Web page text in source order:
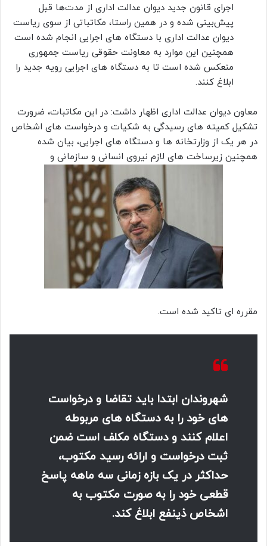
اجرای قانون جدید دیوان عدالت اداری از مدت‌ها قبل
پیش‌بینی شده و در همین راستا، مکاتباتی از سوی ریاست
دیوان عدالت اداری با دستگاه های اجرایی انجام شده است
همچنین این موارد به معاونت حقوقی ریاست جمهوری
منعکس شده است تا به دستگاه های اجرایی رویه جدید را
ابلاغ کنند.
معاون دیوان عدالت اداری اظهار داشت: در این مکاتبات، ضرورت
تشکیل کمیته های رسیدگی به شکیات و درخواست های اشخاص
در هر یک از وزارتخانه ها و دستگاه های اجرایی، بیان شده
همچنین زیرساخت های لازم نیروی انسانی و سازمانی و
مقرره ای تاکید شده است.
شهروندان ابتدا باید تقاضا و درخواست
های خود را به دستگاه های مربوطه
اعلام کنند و دستگاه مکلف است ضمن
ثبت درخواست و ارائه رسید مکتوب،
حداکثر در یک بازه زمانی سه ماهه پاسخ
قطعی خود را به صورت مکتوب به
اشخاص ذینفع ابلاغ کند.